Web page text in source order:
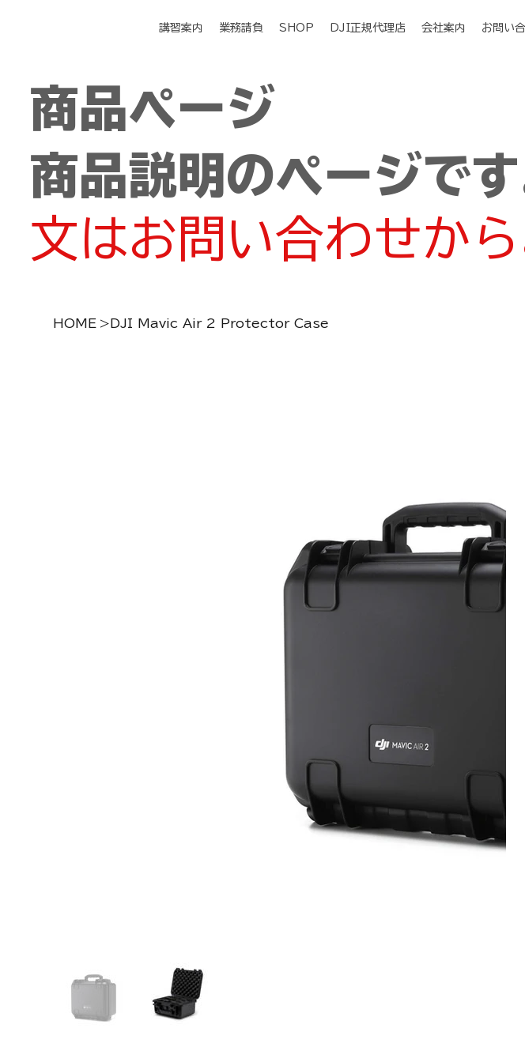
講習案内 業務請負 SHOP DJI正規代理店 会社案内 お問い
商品ページ
商品説明のページです
文はお問い合わせから
HOME > DJI Mavic Air 2 Protector Case